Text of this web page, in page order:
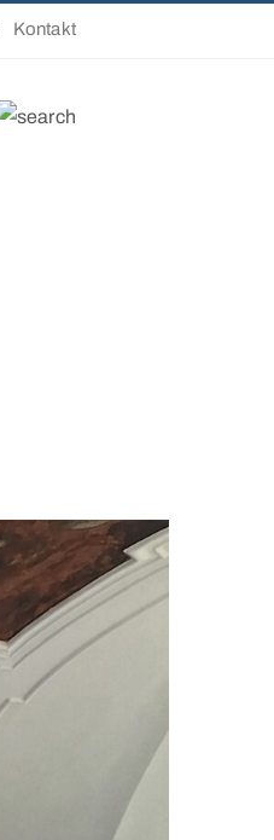
Kontakt